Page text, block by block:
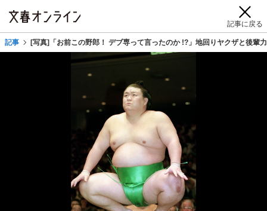
記事に戻る
記事 [写真]「お前この野郎！ デブ専って言ったのか !?」地回りヤクザと後輩